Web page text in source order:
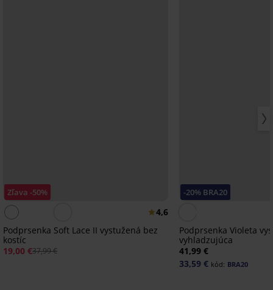
Zľava -50%
4,6
Podprsenka Soft Lace II vystužená bez
kostíc
19,00 €37,99 €
-20% BRA20
Podprsenka Violeta
vyhladzujúca
41,99 €
33,59 € kód: BRA20